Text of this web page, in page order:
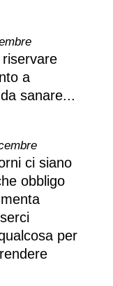
a
sanare...
ci siano
obbligo
per